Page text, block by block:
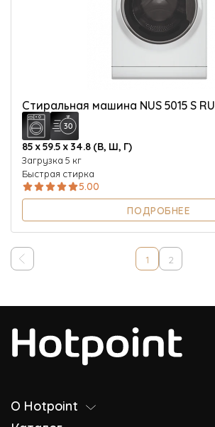
Стиральная машина NUS 5015 S RU
85 х 59.5 х 34.8 (В, Ш, Г)
Загрузка 5 кг
Быстрая стирка
5.00
ПОДРОБНЕЕ
1 2
О Hotpoint